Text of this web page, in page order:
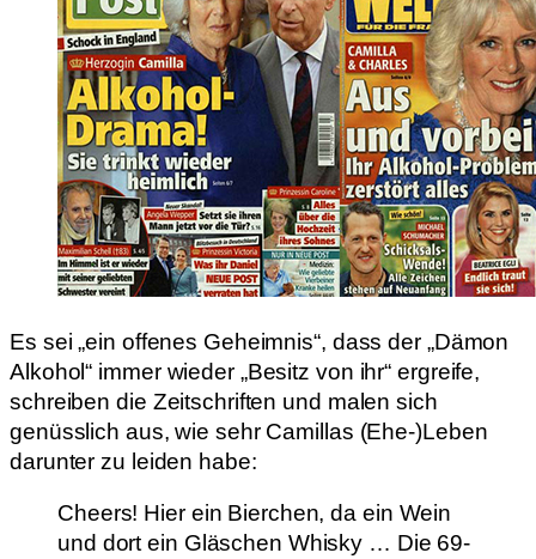
Es sei „ein offenes Geheimnis“, dass der „Dämon
Alkohol“ immer wieder „Besitz von ihr“ ergreife,
schreiben die Zeitschriften und malen sich
genüsslich aus, wie sehr Camillas (Ehe-)Leben
darunter zu leiden habe:
Cheers! Hier ein Bierchen, da ein Wein
und dort ein Gläschen Whisky … Die 69-